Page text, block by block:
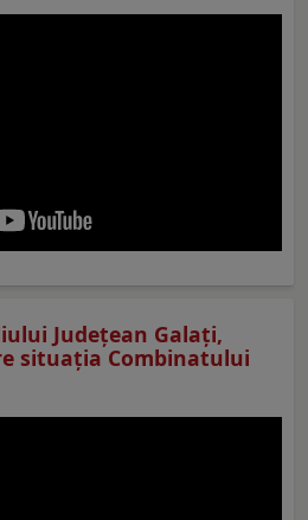
Judeţean Galaţi,
situaţia Combinatului